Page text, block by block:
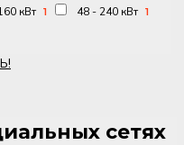
кВт 1 48 - 240 кВт 1
сетях